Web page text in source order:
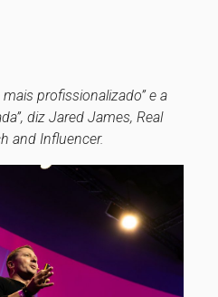
profissionalizado” e a
diz Jared James, Real
and Influencer.